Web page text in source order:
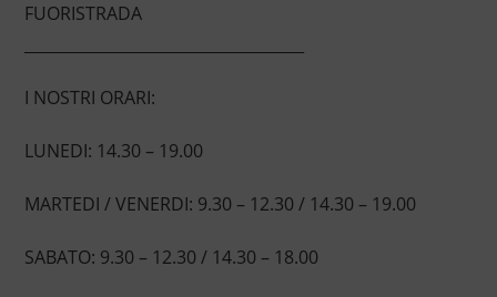
FUORISTRADA
I NOSTRI ORARI:
LUNEDI: 14.30 – 19.00
MARTEDI / VENERDI: 9.30 – 12.30 / 14.30 – 19.00
SABATO: 9.30 – 12.30 / 14.30 – 18.00